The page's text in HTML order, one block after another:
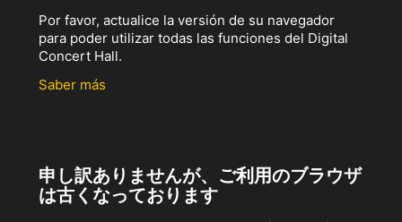
Por favor, actualice la versión de su navegador
para poder utilizar todas las funciones del Digital
Concert Hall.
Saber más
申し訳ありませんが、ご利用のブラウザ
は古くなっております